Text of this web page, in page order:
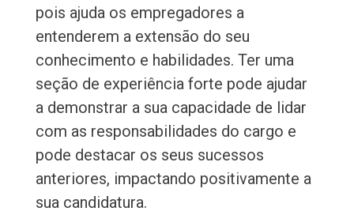
pois ajuda os empregadores a
entenderem a extensão do seu
conhecimento e habilidades. Ter uma
seção de experiência forte pode ajudar
a demonstrar a sua capacidade de lidar
com as responsabilidades do cargo e
pode destacar os seus sucessos
anteriores, impactando positivamente a
sua candidatura.